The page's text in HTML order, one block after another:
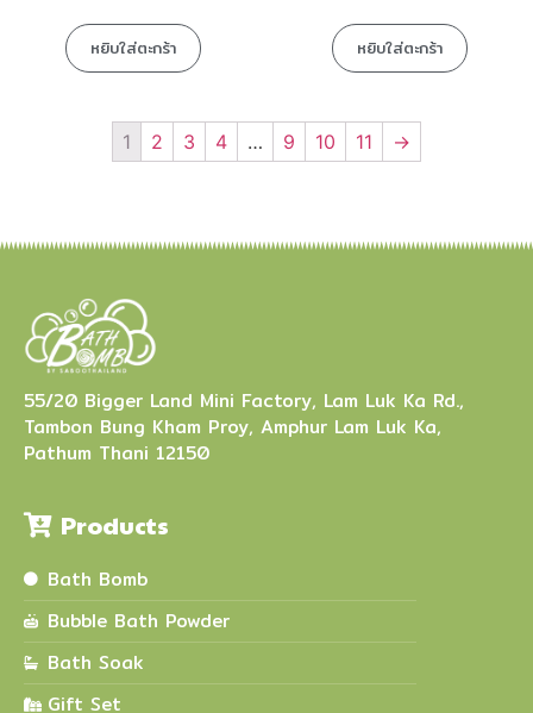
หยิบใส่ตะกร้า หยิบใส่ตะกร้า
1 2 3 4 … 9 10 11 →
55/20 Bigger Land Mini Factory, Lam Luk Ka Rd.,
Tambon Bung Kham Proy, Amphur Lam Luk Ka,
Pathum Thani 12150
Products
Bath Bomb
Bubble Bath Powder
Bath Soak
Gift Set